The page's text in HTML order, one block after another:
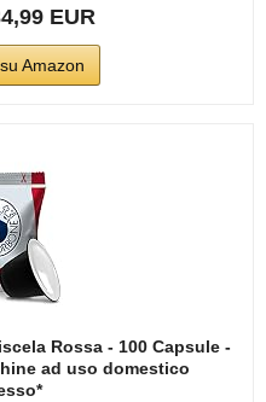
EUR
Amazon
Rossa - 100 Capsule -
ad uso domestico